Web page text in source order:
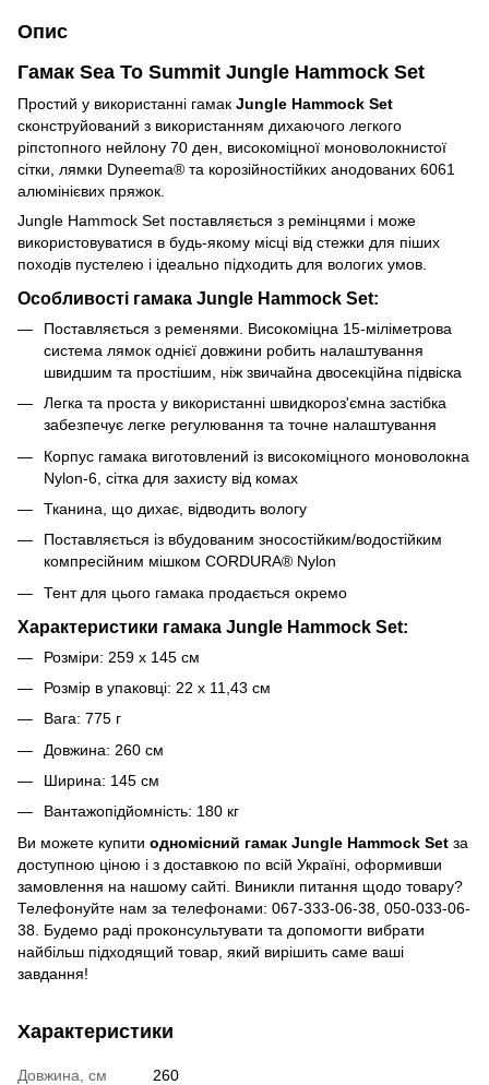
Опис
Гамак Sea To Summit Jungle Hammock Set
Простий у використанні гамак Jungle Hammock Set
сконструйований з використанням дихаючого легкого
ріпстопного нейлону 70 ден, високоміцної моноволокнистої
сітки, лямки Dyneema® та корозійностійких анодованих 6061
алюмінієвих пряжок.
Jungle Hammock Set поставляється з ремінцями і може
використовуватися в будь-якому місці від стежки для піших
походів пустелею і ідеально підходить для вологих умов.
Особливості гамака Jungle Hammock Set:
Поставляється з ременями. Високоміцна 15-міліметрова
система лямок однієї довжини робить налаштування
швидшим та простішим, ніж звичайна двосекційна підвіска
Легка та проста у використанні швидкороз'ємна застібка
забезпечує легке регулювання та точне налаштування
Корпус гамака виготовлений із високоміцного моноволокна
Nylon-6, сітка для захисту від комах
Тканина, що дихає, відводить вологу
Поставляється із вбудованим зносостійким/водостійким
компресійним мішком CORDURA® Nylon
Тент для цього гамака продається окремо
Характеристики гамака Jungle Hammock Set:
Розміри: 259 x 145 см
Розмір в упаковці: 22 х 11,43 см
Вага: 775 г
Довжина: 260 см
Ширина: 145 см
Вантажопідйомність: 180 кг
Ви можете купити одномісний гамак Jungle Hammock Set за
доступною ціною і з доставкою по всій Україні, оформивши
замовлення на нашому сайті. Виникли питання щодо товару?
Телефонуйте нам за телефонами: 067-333-06-38, 050-033-06-
38. Будемо раді проконсультувати та допомогти вибрати
найбільш підходящий товар, який вирішить саме ваші
завдання!
Характеристики
Довжина, см 260